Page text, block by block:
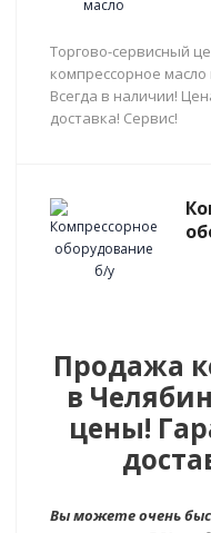
Торгово-сервисный
компрессорное
Всегда в наличии!
доставка! Сервис!
Продажа
в
цены!
Вы можете очень